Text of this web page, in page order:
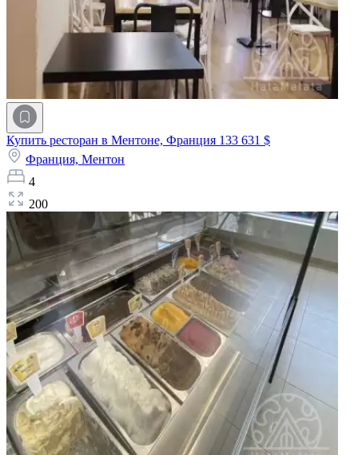
Купить ресторан в Ментоне, Франция 133 631 $
Франция, Ментон
4
200